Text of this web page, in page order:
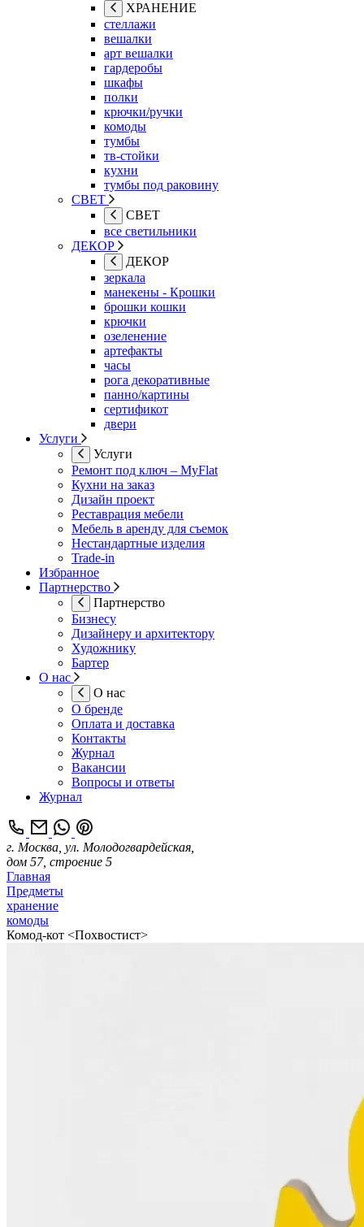
ХРАНЕНИЕ
стеллажи
вешалки
арт вешалки
гардеробы
шкафы
полки
крючки/ручки
комоды
тумбы
тв-стойки
кухни
тумбы под раковину
СВЕТ
СВЕТ
все светильники
ДЕКОР
ДЕКОР
зеркала
манекены - Крошки
брошки кошки
крючки
озеленение
артефакты
часы
рога декоративные
панно/картины
сертификот
двери
Услуги
Услуги
Ремонт под ключ – MyFlat
Кухни на заказ
Дизайн проект
Реставрация мебели
Мебель в аренду для съемок
Нестандартные изделия
Trade-in
Избранное
Партнерство
Партнерство
Бизнесу
Дизайнеру и архитектору
Художнику
Бартер
О нас
О нас
О бренде
Оплата и доставка
Контакты
Журнал
Вакансии
Вопросы и ответы
Журнал
г. Москва, ул. Молодогвардейская,
дом 57, строение 5
Главная
Предметы
хранение
комоды
Комод-кот <Похвостист>